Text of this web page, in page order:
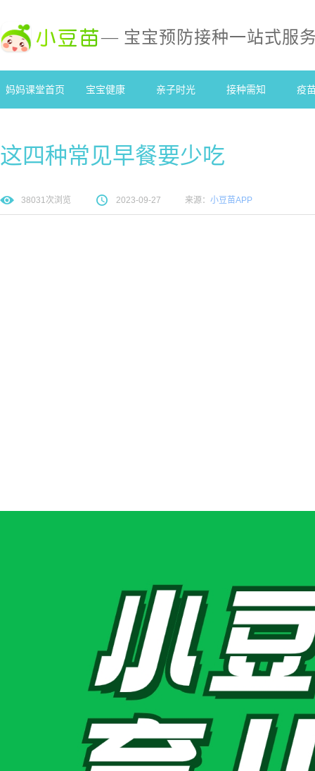
— 宝宝预防接种一站式服
妈妈课堂首页 宝宝健康 亲子时光 接种需知 疫
这四种常见早餐要少吃
38031次浏览 2023-09-27 来源： 小豆苗APP